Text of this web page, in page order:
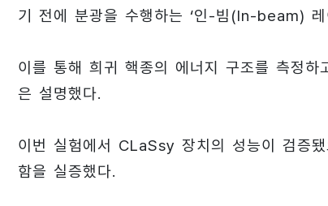
기 전에 분광을 수행하는 ‘인-빔(In-beam) 레
이를 통해 희귀 핵종의 에너지 구조를 측정
은 설명했다.
이번 실험에서 CLaSsy 장치의 성능이 검증
함을 실증했다.